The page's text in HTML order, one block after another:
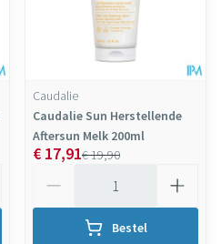
Caudalie
Caudalie Sun Herstellende
Aftersun Melk 200ml
€ 19,90
€ 17,91
Bestel